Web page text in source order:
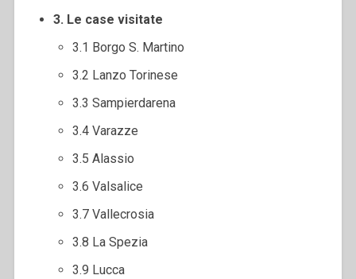
3. Le case visitate
3.1 Borgo S. Martino
3.2 Lanzo Torinese
3.3 Sampierdarena
3.4 Varazze
3.5 Alassio
3.6 Valsalice
3.7 Vallecrosia
3.8 La Spezia
3.9 Lucca